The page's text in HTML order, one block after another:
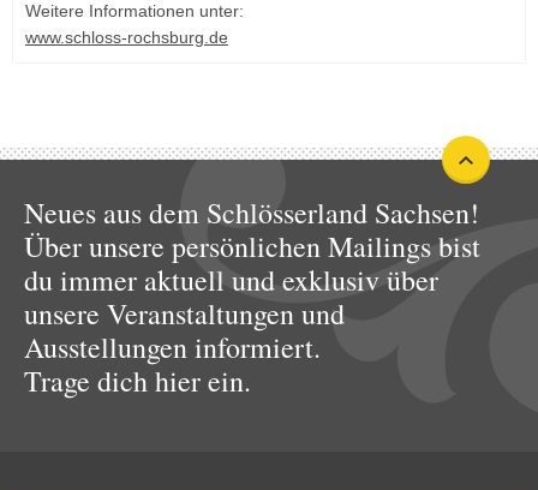
Weitere Informationen unter:
www.schloss-rochsburg.de
Neues aus dem Schlösserland Sachsen!
Über unsere persönlichen Mailings bist
du immer aktuell und exklusiv über
unsere Veranstaltungen und
Ausstellungen informiert.
Trage dich hier ein.